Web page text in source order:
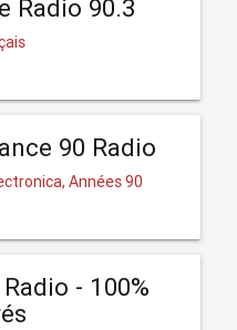
Radio 90.3
90 Radio
Années 90
- 100%